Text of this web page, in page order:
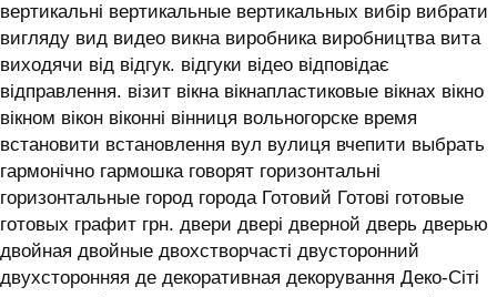
вертикальні вертикальные вертикальных вибір вибрати
вигляду вид видео викна виробника виробництва вита
виходячи від відгук. відгуки відео відповідає
відправлення. візит вікна вікнапластиковые вікнах вікно
вікном вікон віконні вінниця вольногорске время
встановити встановлення вул вулиця вчепити выбрать
гармонічно гармошка говорят горизонтальні
горизонтальные город города Готовий Готові готовые
готовых графит грн. двери двері дверной дверь дверью
двойная двойные двохстворчасті двусторонний
двухсторонняя де декоративная декорування Деко-Сіті